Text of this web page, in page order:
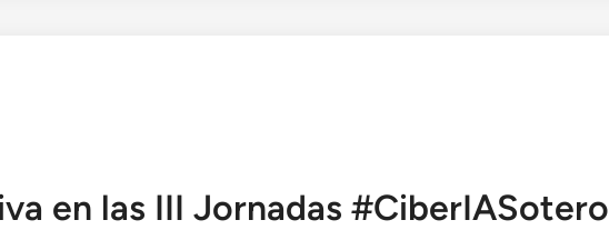
en las III Jornadas #CiberIASotero